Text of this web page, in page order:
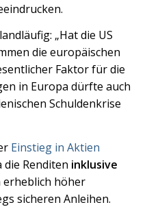
„Hat die US
die europäischen
Faktor für die
in Europa dürfte auch
Schuldenkrise
Einstieg in Aktien
Renditen inklusive
erheblich höher
sicheren Anleihen.